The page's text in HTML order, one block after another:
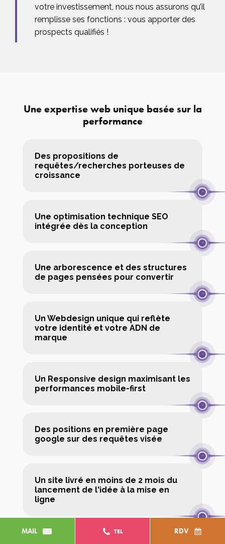
MAIL TEL RDV
votre investissement, nous nous assurons qu’il
remplisse ses fonctions : vous apporter des
prospects qualifiés !
Une expertise web unique basée sur la
performance
Des propositions de
requêtes/recherches porteuses de
croissance
Une optimisation technique SEO
intégrée dès la conception
Une arborescence et des structures
de pages pensées pour convertir
Un Webdesign unique qui reflète
votre identité et votre ADN de
marque
Un Responsive design maximisant les
performances mobile-first
Des positions en première page
google sur des requêtes visée
Un site livré en moins de 2 mois du
lancement de l'idée à la mise en
ligne